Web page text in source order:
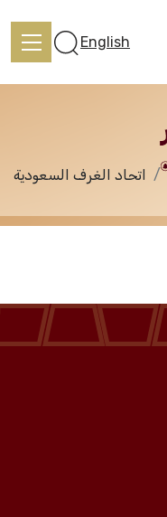
English
اتحاد الغرف السعودية